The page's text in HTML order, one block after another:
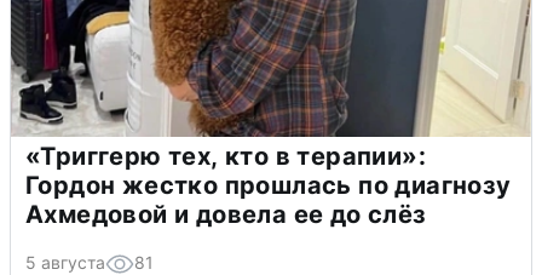
«Триггерю тех, кто в терапии»:
Гордон жестко прошлась по диагнозу
Ахмедовой и довела ее до слёз
5 августа 81